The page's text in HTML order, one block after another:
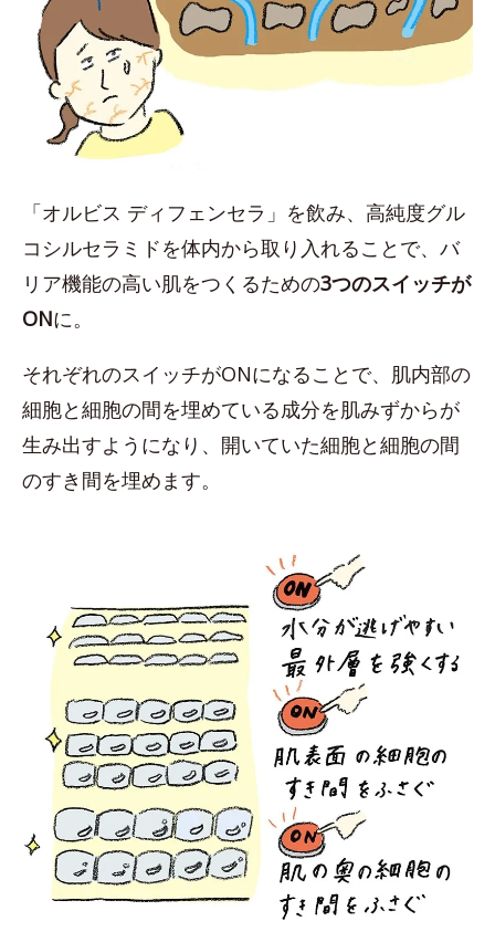
「オルビス ディフェンセラ」を飲み、高純度グル
コシルセラミドを体内から取り入れることで、バ
リア機能の高い肌をつくるための3つのスイッチが
ONに。
それぞれのスイッチがONになることで、肌内部の
細胞と細胞の間を埋めている成分を肌みずからが
生み出すようになり、開いていた細胞と細胞の間
のすき間を埋めます。